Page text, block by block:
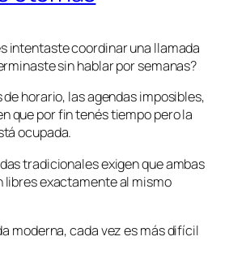
intentaste coordinar una llamada
sin hablar por semanas?
horario, las agendas imposibles,
que por fin tenés tiempo pero la
ocupada.
tradicionales exigen que ambas
libres exactamente al mismo
moderna, cada vez es más difícil